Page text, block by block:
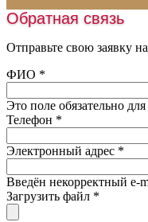
Шовная лента
Пробковая крошка
Песок
Подогрев
Монтаж освещения
Нанесение разметки
Заливка катков
Обслуживание катков
Обратная связь
Отправьте свою заявку
ФИО *
Это поле обязательно
Телефон *
Электронный адрес *
Введён некорректный e-
Загрузить файл *